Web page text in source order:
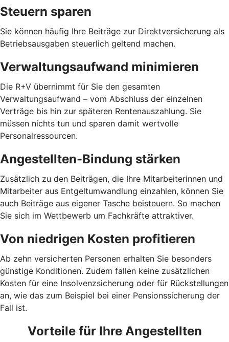
Steuern sparen
Sie können häufig Ihre Beiträge zur Direktversicherung als
Betriebsausgaben steuerlich geltend machen.
Verwaltungsaufwand minimieren
Die R+V übernimmt für Sie den gesamten
Verwaltungsaufwand – vom Abschluss der einzelnen
Verträge bis hin zur späteren Rentenauszahlung. Sie
müssen nichts tun und sparen damit wertvolle
Personalressourcen.
Angestellten-Bindung stärken
Zusätzlich zu den Beiträgen, die Ihre Mitarbeiterinnen und
Mitarbeiter aus Entgeltumwandlung einzahlen, können Sie
auch Beiträge aus eigener Tasche beisteuern. So machen
Sie sich im Wettbewerb um Fachkräfte attraktiver.
Von niedrigen Kosten profitieren
Ab zehn versicherten Personen erhalten Sie besonders
günstige Konditionen. Zudem fallen keine zusätzlichen
Kosten für eine Insolvenzsicherung oder für Rückstellungen
an, wie das zum Beispiel bei einer Pensionssicherung der
Fall ist.
Vorteile für Ihre Angestellten